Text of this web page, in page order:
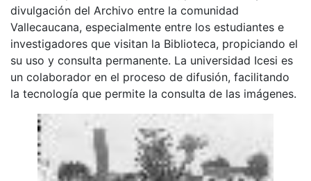
divulgación del Archivo entre la comunidad
Vallecaucana, especialmente entre los estudiantes e
investigadores que visitan la Biblioteca, propiciando el
su uso y consulta permanente. La universidad Icesi es
un colaborador en el proceso de difusión, facilitando
la tecnología que permite la consulta de las imágenes.